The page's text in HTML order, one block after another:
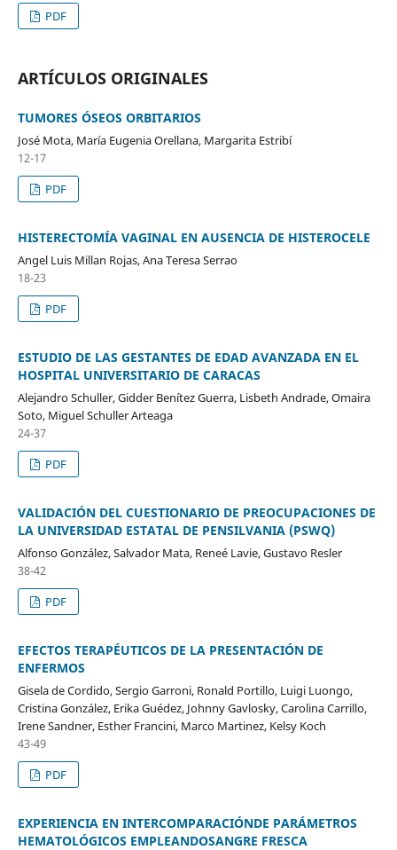
PDF
ARTÍCULOS ORIGINALES
TUMORES ÓSEOS ORBITARIOS
José Mota, María Eugenia Orellana, Margarita Estribí
12-17
PDF
HISTERECTOMÍA VAGINAL EN AUSENCIA DE HISTEROCELE
Angel Luis Millan Rojas, Ana Teresa Serrao
18-23
PDF
ESTUDIO DE LAS GESTANTES DE EDAD AVANZADA EN EL
HOSPITAL UNIVERSITARIO DE CARACAS
Alejandro Schuller, Gidder Benítez Guerra, Lisbeth Andrade, Omaira
Soto, Miguel Schuller Arteaga
24-37
PDF
VALIDACIÓN DEL CUESTIONARIO DE PREOCUPACIONES DE
LA UNIVERSIDAD ESTATAL DE PENSILVANIA (PSWQ)
Alfonso González, Salvador Mata, Reneé Lavie, Gustavo Resler
38-42
PDF
EFECTOS TERAPÉUTICOS DE LA PRESENTACIÓN DE
ENFERMOS
Gisela de Cordido, Sergio Garroni, Ronald Portillo, Luigi Luongo,
Cristina González, Erika Guédez, Johnny Gavlosky, Carolina Carrillo,
Irene Sandner, Esther Francini, Marco Martinez, Kelsy Koch
43-49
PDF
EXPERIENCIA EN INTERCOMPARACIÓNDE PARÁMETROS
HEMATOLÓGICOS EMPLEANDOSANGRE FRESCA